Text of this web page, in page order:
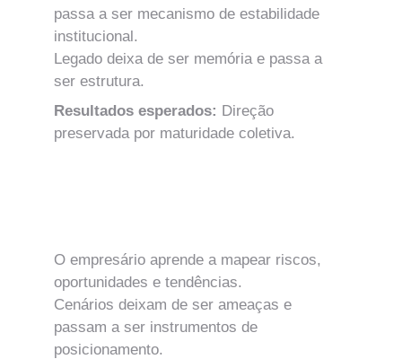
passa a ser mecanismo de estabilidade
institucional.
Legado deixa de ser memória e passa a
ser estrutura.
Resultados esperados: Direção
preservada por maturidade coletiva.
O empresário aprende a mapear riscos,
oportunidades e tendências.
Cenários deixam de ser ameaças e
passam a ser instrumentos de
posicionamento.